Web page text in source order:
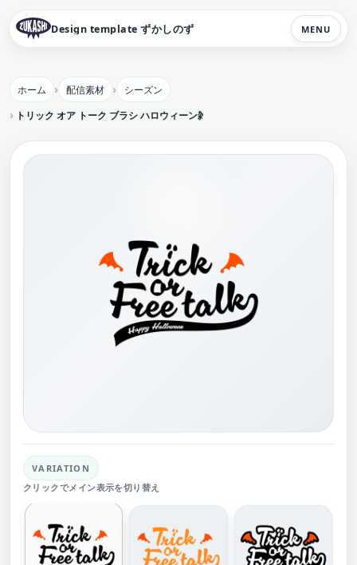
Design template ずかしのず MENU
ホーム 配信素材
シーズン
トリック オア トーク ブラシ ハロウィーン雑談【フリー素材・サムネ素材】
VARIATION
クリックでメイン表示を切り替え